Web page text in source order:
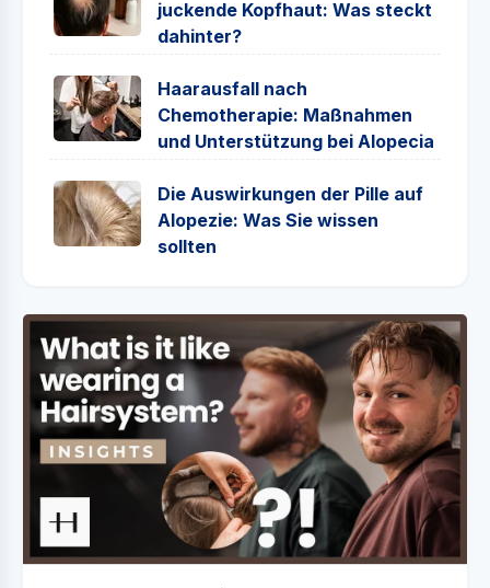
juckende Kopfhaut: Was steckt
dahinter?
Haarausfall nach
Chemotherapie: Maßnahmen
und Unterstützung bei Alopecia
Die Auswirkungen der Pille auf
Alopezie: Was Sie wissen
sollten